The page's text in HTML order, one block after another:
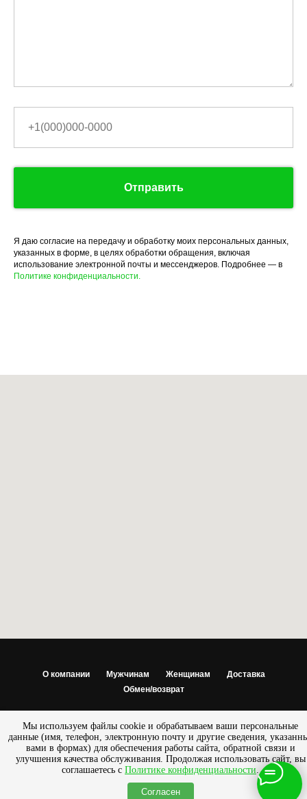
Отправить
Я даю согласие на передачу и обработку моих персональных данных,
указанных в форме, в целях обработки обращения, включая
использование электронной почты и мессенджеров. Подробнее — в
Политике конфиденциальности.
О компании Мужчинам Женщинам
Доставка
Обмен/возврат
SemanticaLab
Мы используем файлы cookie и обрабатываем ваши персональные
данные (имя, телефон, электронную почту и другие сведения,
вами в формах) для обеспечения работы сайта, обратной связи и
улучшения качества обслуживания. Продолжая использовать сайт, вы
соглашаетесь с Политике конфиденциальности.
Согласен